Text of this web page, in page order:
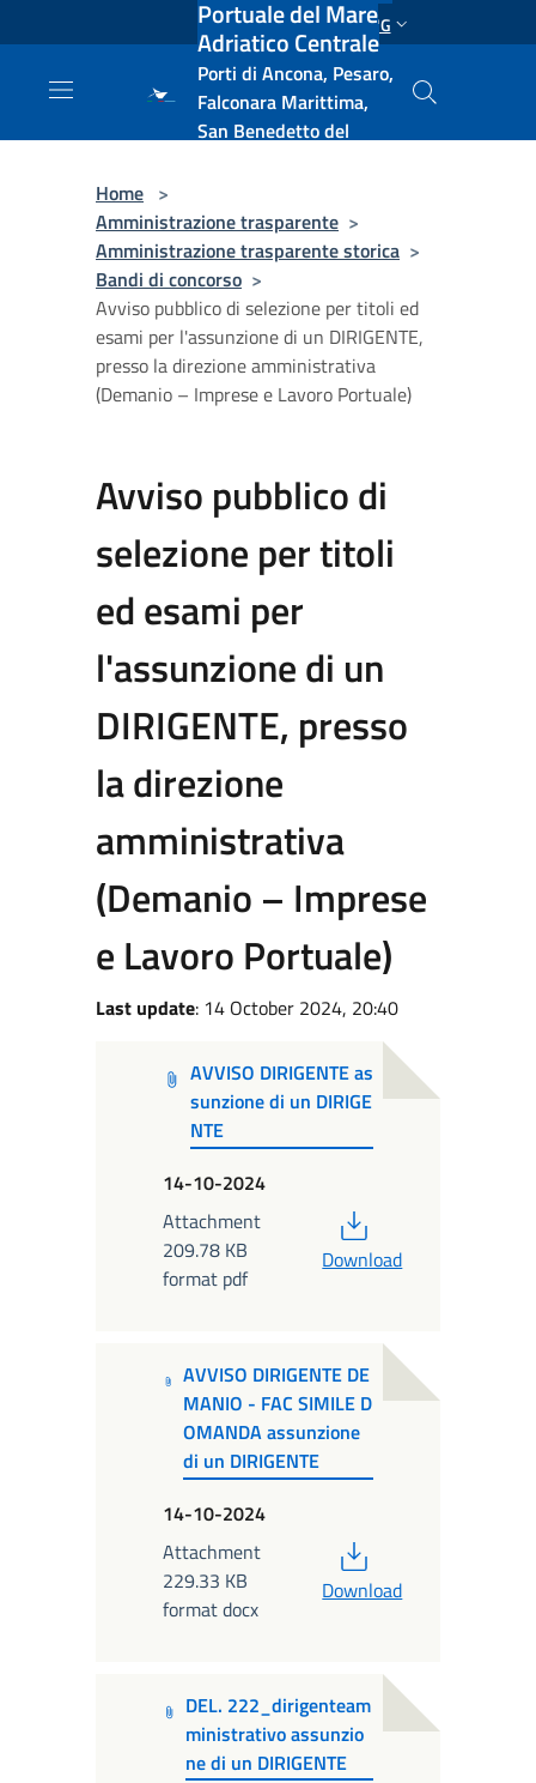
Salta al contenuto principale ENG
Portuale del Mare
Adriatico Centrale
Porti di Ancona, Pesaro,
Falconara Marittima,
San Benedetto del
Home >
Amministrazione trasparente >
Amministrazione trasparente storica >
Bandi di concorso >
Avviso pubblico di selezione per titoli ed
esami per l'assunzione di un DIRIGENTE,
presso la direzione amministrativa
(Demanio – Imprese e Lavoro Portuale)
Avviso pubblico di
selezione per titoli
ed esami per
l'assunzione di un
DIRIGENTE, presso
la direzione
amministrativa
(Demanio – Imprese
e Lavoro Portuale)
Last update: 14 October 2024, 20:40
AVVISO DIRIGENTE as
sunzione di un DIRIGE
NTE
14-10-2024
Attachment
209.78 KB
format pdf
Download
AVVISO DIRIGENTE DE
MANIO - FAC SIMILE D
OMANDA assunzione
di un DIRIGENTE
14-10-2024
Attachment
229.33 KB
format docx
Download
DEL. 222_dirigenteam
ministrativo assunzio
ne di un DIRIGENTE